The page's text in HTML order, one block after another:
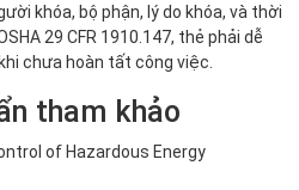
khóa, bộ phận, lý do khóa, và thời
29 CFR 1910.147, thẻ phải dễ
chưa hoàn tất công việc.
tham khảo
of Hazardous Energy